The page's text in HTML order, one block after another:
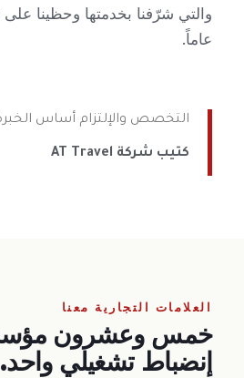
عاماً.
التخصص والإلتزام أساس
كتيب شركة AT Travel
العلامات التجارية معنا
خمس وعشرون
إنضباط تشغيلي واحد.